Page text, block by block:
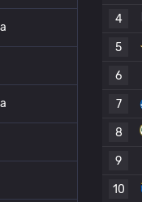
4
5
6
7
8
9
10